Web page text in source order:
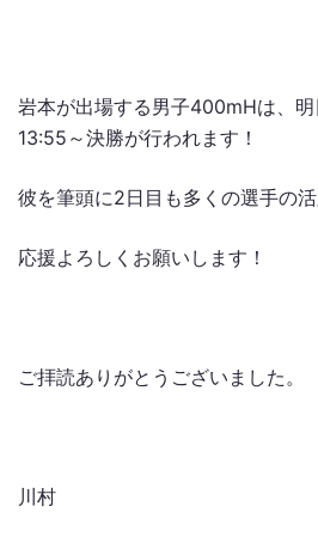
岩本が出場する男子400mHは、明
13:55～決勝が行われます！
彼を筆頭に2日目も多くの選手の
応援よろしくお願いします！
ご拝読ありがとうございました。
川村